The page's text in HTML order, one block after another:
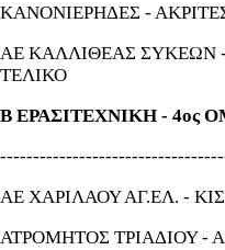
ΚΑΝΟΝΙΕΡΗΔΕΣ -
ΑΕ ΚΑΛΛΙΘΕΑΣ ΣΥΚΕΩΝ
ΤΕΛΙΚΟ
Β ΕΡΑΣΙΤΕΧΝΙΚΗ - 4ος
ΑΕ ΧΑΡΙΛΑΟΥ ΑΓ.ΕΛ. -
ΑΤΡΟΜΗΤΟΣ ΤΡΙΑΔΙΟΥ -